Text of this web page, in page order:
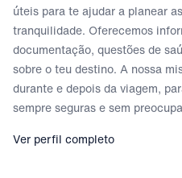
úteis para te ajudar a planear
tranquilidade. Oferecemos
documentação, questões de
sobre o teu destino. A nossa
durante e depois da viagem,
sempre seguras e sem
Ver perfil completo